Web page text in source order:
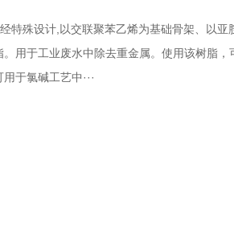
特殊设计,以交联聚苯乙烯为基础骨架、以亚
用于工业废水中除去重金属。使用该树脂，
于氯碱工艺中···